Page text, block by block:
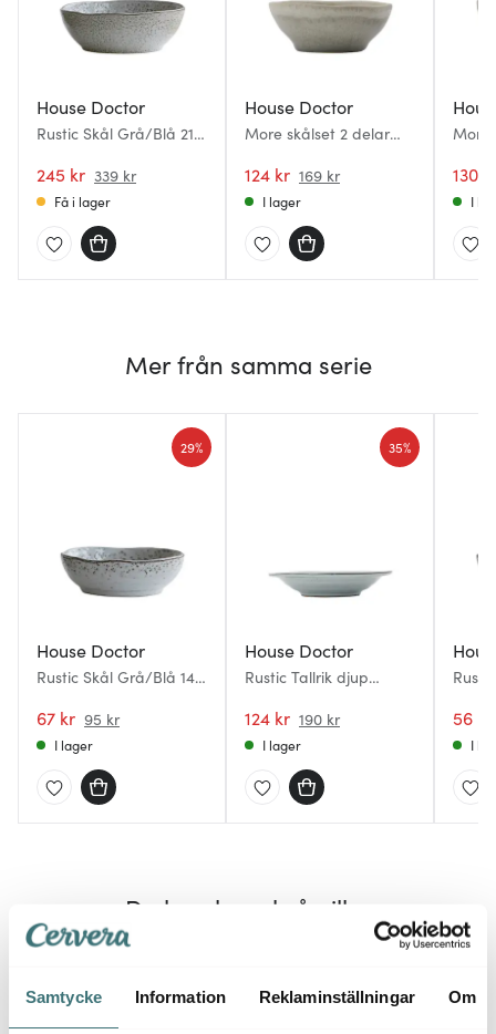
Samtycke Information Reklaminställningar Om
House Doctor
Rustic Skål Grå/Blå 21,5
245 kr 339 kr
Få i lager
House Doctor
More skålset 2 delar
124 kr 169 kr
I lager
More
130
I
Mer från samma serie
House Doctor
Rustic Skål Grå/Blå 14
67 kr 95 kr
29%
I lager
House Doctor
Rustic Tallrik djup
124 kr 190 kr
35%
I lager
56 kr
I
Du kanske också gillar
30%